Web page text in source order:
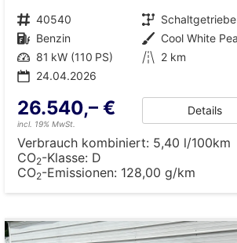
Fahrzeugnr. 40540 Getriebe Schaltgetriebe
Kraftstoff Benzin Außenfarbe
Leistung 81 kW (110 PS) Kilometerstand 2 km
24.04.2026
26.540,– €
incl. 19% MwSt.
Details
Verbrauch kombiniert: 5,40 l/100km
CO2-Klasse: D
CO2-Emissionen: 128,00 g/km